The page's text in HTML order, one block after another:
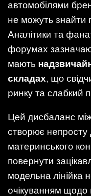
автомобілями
не можуть знайти
Аналітики та
форумах
мають
складах, що
ринку та слабкий
Цей дисбаланс
створює
материнського
повернути
модельна лінійка
очікуванням щодо